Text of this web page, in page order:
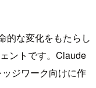
的な変化をもたらし
ントです。Claude
ジワーク向けに作